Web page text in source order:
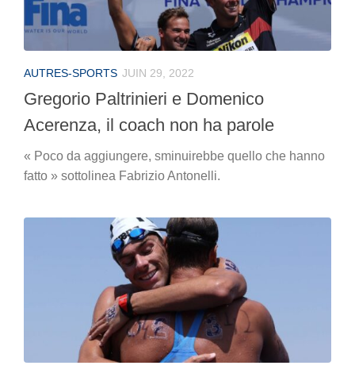
AUTRES-SPORTS JUIN 29, 2022
Gregorio Paltrinieri e Domenico
Acerenza, il coach non ha parole
« Poco da aggiungere, sminuirebbe quello che hanno
fatto » sottolinea Fabrizio Antonelli.